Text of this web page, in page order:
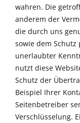
wahren. Die
anderem der
die durch uns
sowie dem Schutz
unerlaubter
nutzt diese
Schutz der
Beispiel Ihrer
Seitenbetreiber
Verschlüsselung.